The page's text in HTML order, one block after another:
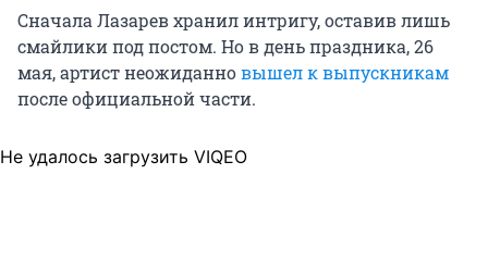
Сначала Лазарев хранил интригу, оставив лишь
смайлики под постом. Но в день праздника, 26
мая, артист неожиданновышел к выпускникам
после официальной части.
Не удалось загрузить VIQEO